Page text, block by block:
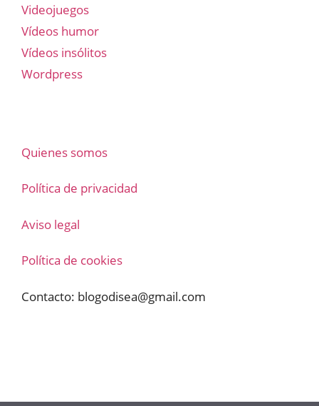
Videojuegos
Vídeos humor
Vídeos insólitos
Wordpress
Quienes somos
Política de privacidad
Aviso legal
Política de cookies
Contacto: blogodisea@gmail.com